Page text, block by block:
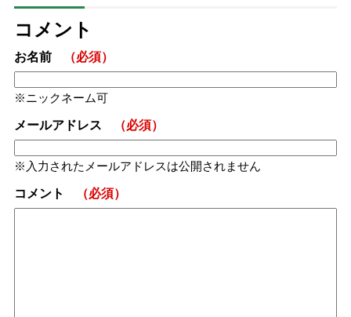
コメント
お名前 （必須）
ニックネーム可
メールアドレス （必須）
入力されたメールアドレスは公開されません
コメント （必須）